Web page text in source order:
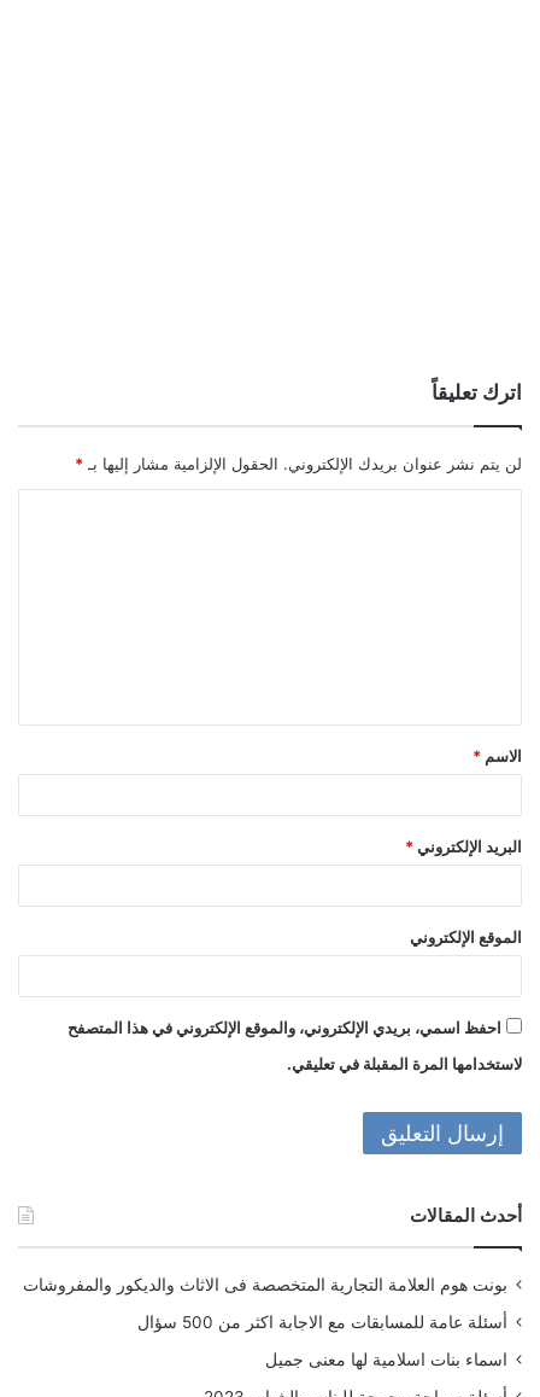
اترك تعليقاً
لن يتم نشر عنوان بريدك الإلكتروني. الحقول الإلزامية مشار إليها بـ *
ق
*
الاسم *
البريد الإلكتروني *
الموقع الإلكتروني
احفظ اسمي، بريدي الإلكتروني، والموقع الإلكتروني في هذا المتصفح
لاستخدامها المرة المقبلة في تعليقي.
أحدث المقالات
بونت هوم العلامة التجارية المتخصصة فى الاثاث والديكور والمفروشات
أسئلة عامة للمسابقات مع الاجابة اكثر من 500 سؤال
اسماء بنات اسلامية لها معنى جميل